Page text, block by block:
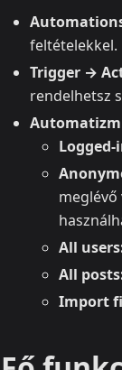
feltételekkel.
Trigger →
rendelhetsz
All
All
Import